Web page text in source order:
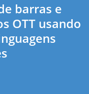
barras e
OTT usando